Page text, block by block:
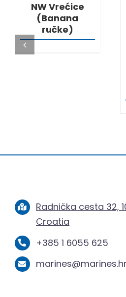
NW Vrećice
(Banana
ručke)
Radnička cesta 32,
Croatia
+385 1 6055 625
marines@marines.hr